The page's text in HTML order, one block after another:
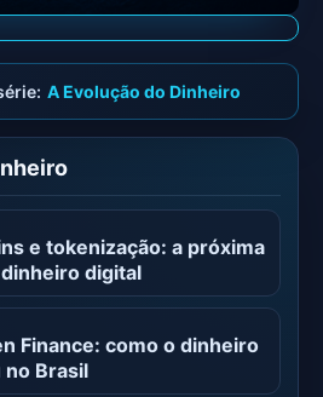
A Evolução do Dinheiro
e tokenização: a próxima
digital
Finance: como o dinheiro
no Brasil